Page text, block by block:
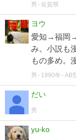
男 佐賀県
ヨウ
愛知→福岡
み。小説も
もの多め。
男 1990年 AB
だい
男
yu-ko